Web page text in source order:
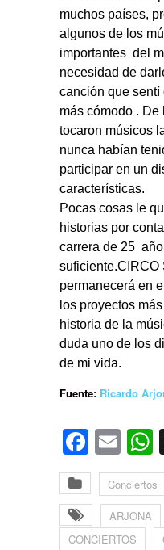
muchos países,
algunos de los
importantes del
necesidad de
canción que sentí
más cómodo . De
tocaron músicos
nunca habían
participar en un
características.
Pocas cosas le
historias por
carrera de 25
suficiente.CIRCO
permanecerá en
los proyectos
historia de la
duda uno de los
de mi vida.
Fuente: Ricardo
Conciertos
ARJONA
CONCIERTOS